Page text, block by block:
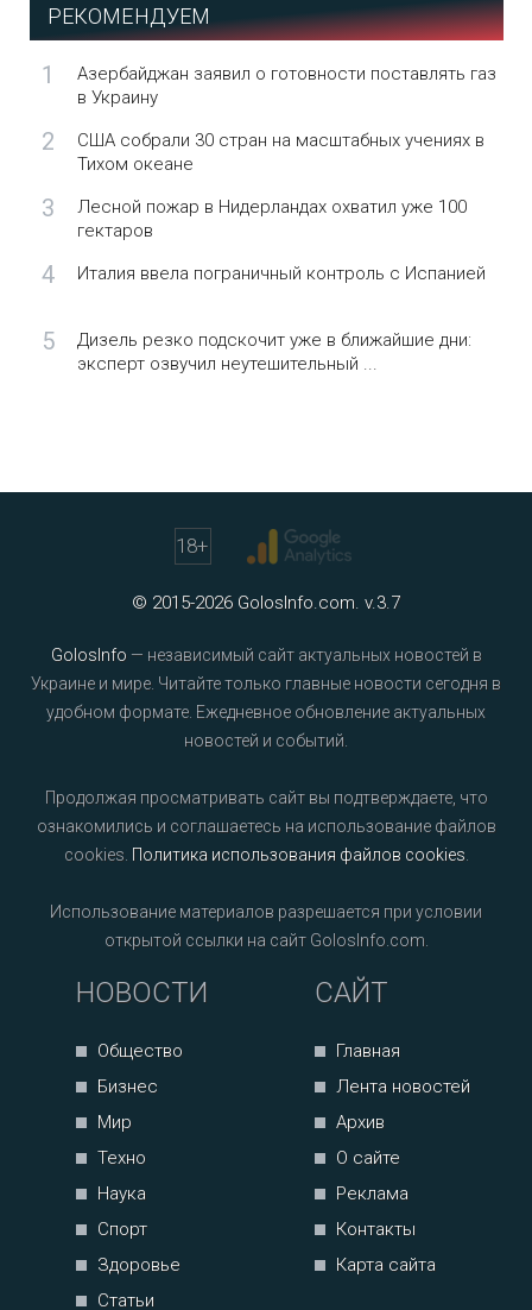
РЕКОМЕНДУЕМ
1
Азербайджан заявил о готовности поставлять газ
в Украину
2
США собрали 30 стран на масштабных учениях в
Тихом океане
3
Лесной пожар в Нидерландах охватил уже 100
гектаров
4 Италия ввела пограничный контроль с Испанией
5
Дизель резко подскочит уже в ближайшие дни:
эксперт озвучил неутешительный ...
18+
© 2015-2026 GolosInfo.com. v.3.7
GolosInfo — независимый сайт актуальных новостей в
Украине и мире. Читайте только главные новости сегодня в
удобном формате. Ежедневное обновление актуальных
новостей и событий.
Продолжая просматривать сайт вы подтверждаете, что
ознакомились и соглашаетесь на использование файлов
cookies. Политика использования файлов cookies
Использование материалов разрешается при условии
открытой ссылки на сайт GolosInfo.com.
НОВОСТИ
Общество
Бизнес
Мир
Техно
Наука
Спорт
Здоровье
Статьи
САЙТ
Главная
Лента новостей
Архив
О сайте
Реклама
Контакты
Карта сайта